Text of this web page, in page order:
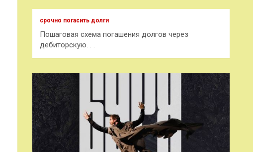
к
срочно погасить долги
Пошаговая схема погашения долгов через
дебиторскую. . .